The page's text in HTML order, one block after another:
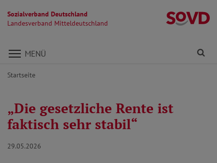
Sozialverband Deutschland
Landesverband Mitteldeutschland
Direkt zu den Inhalten springen
MENÜ
Startseite
„Die gesetzliche Rente ist
faktisch sehr stabil“
29.05.2026